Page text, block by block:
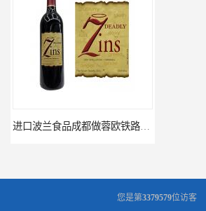
进口波兰食品成都做蓉欧铁路代理的公司
您是第3379579位访客